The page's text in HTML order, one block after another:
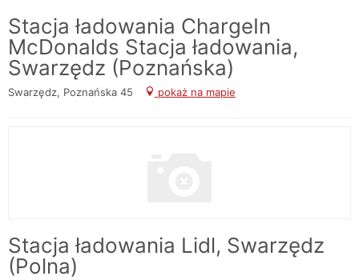
Stacja ładowania ChargeIn
McDonalds Stacja ładowania,
Swarzędz (Poznańska)
Swarzędz, Poznańska 45 pokaż na mapie
Stacja ładowania Lidl, Swarzędz
(Polna)